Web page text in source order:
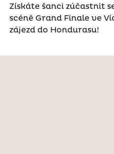
Získáte šanci zúčastnit
scéně Grand Finale ve
zájezd do Hondurasu!